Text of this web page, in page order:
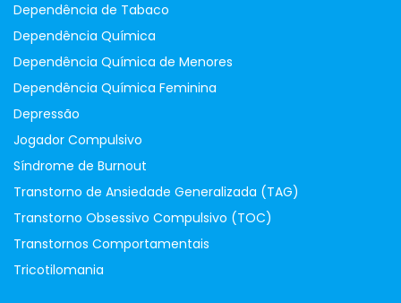
Dependência de Tabaco
Dependência Química
Dependência Química de Menores
Dependência Química Feminina
Depressão
Jogador Compulsivo
Síndrome de Burnout
Transtorno de Ansiedade Generalizada (TAG)
Transtorno Obsessivo Compulsivo (TOC)
Transtornos Comportamentais
Tricotilomania